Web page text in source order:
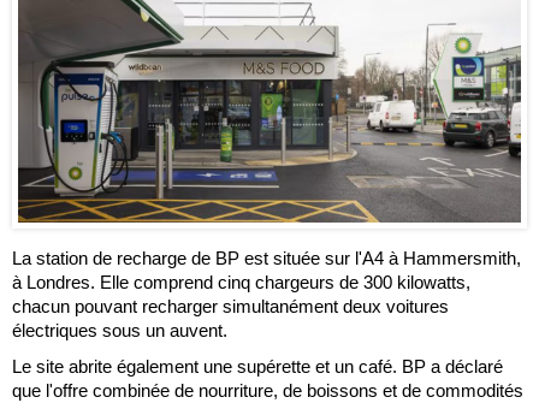
La station de recharge de BP est située sur l'A4 à Hammersmith,
à Londres. Elle comprend cinq chargeurs de 300 kilowatts,
chacun pouvant recharger simultanément deux voitures
électriques sous un auvent.
Le site abrite également une supérette et un café. BP a déclaré
que l'offre combinée de nourriture, de boissons et de commodités